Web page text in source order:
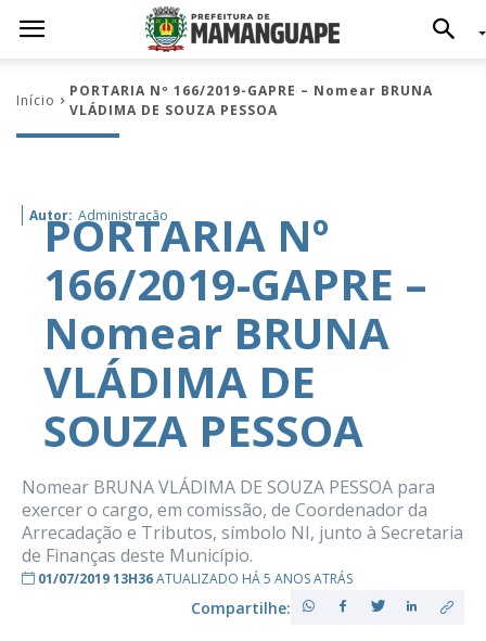
Início
PORTARIA Nº 166/2019-GAPRE – Nomear BRUNA
VLÁDIMA DE SOUZA PESSOA
Autor: Administração
PORTARIA Nº
166/2019-GAPRE –
Nomear BRUNA
VLÁDIMA DE
SOUZA PESSOA
Nomear BRUNA VLÁDIMA DE SOUZA PESSOA para
exercer o cargo, em comissão, de Coordenador da
Arrecadação e Tributos, símbolo NI, junto à Secretaria
de Finanças deste Município.
01/07/2019 13H36ATUALIZADO HÁ 5 ANOS ATRÁS
Compartilhe: